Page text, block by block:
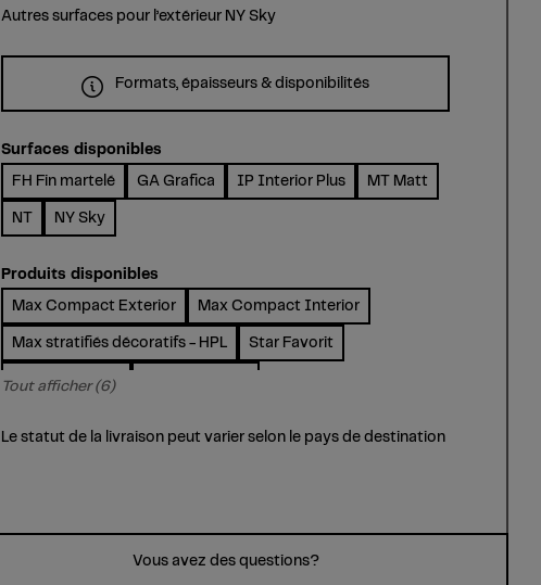
Autres surfaces pour l’extérieur NY Sky
Formats, épaisseurs & disponibilités
Surfaces disponibles
FH Fin martelé GA Grafica IP Interior Plus MT Matt
NT NY Sky
Produits disponibles
Max Compact Exterior Max Compact Interior
Max stratifiés décoratifs - HPL Star Favorit
m.look Exterior
Tout afficher (6)
Le statut de la livraison peut varier selon le pays de destination
Vous avez des questions?